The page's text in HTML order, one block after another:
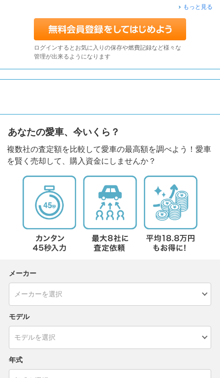
もっと見る
ログインするとお気に入りの保存や燃費記録など様々な
管理が出来るようになります
あなたの愛車、今いくら？
複数社の査定額を比較して愛車の最高額を調べよう！愛車
を賢く売却して、購入資金にしませんか？
メーカー
モデル
年式